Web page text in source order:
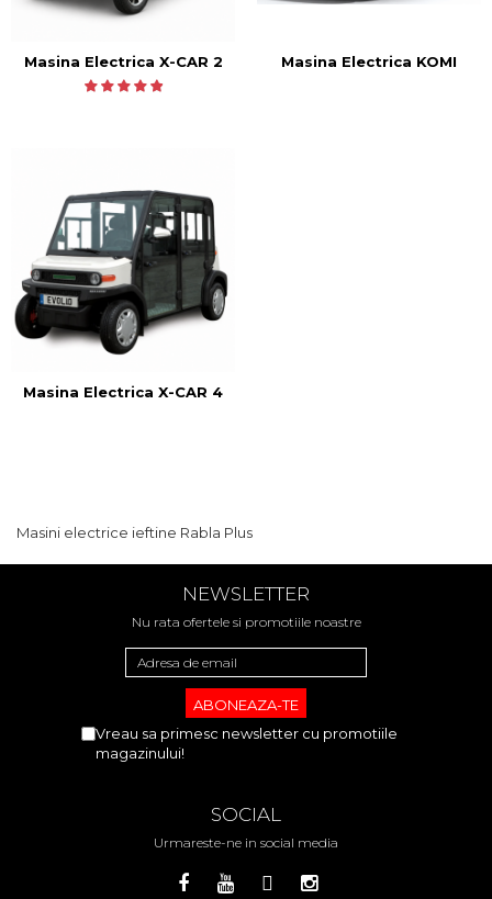
Masina Electrica X-CAR 2 Masina Electrica KOMI
Masina Electrica X-CAR 4
Masini electrice ieftine Rabla Plus
NEWSLETTER
Nu rata ofertele si promotiile noastre
Vreau sa primesc newsletter cu promotiile
magazinului!
SOCIAL
Urmareste-ne in social media